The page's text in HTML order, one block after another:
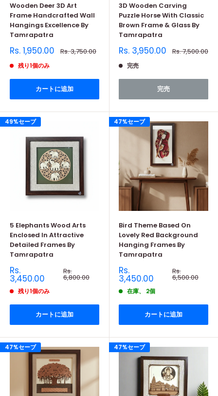
Wooden Deer 3D Art
Frame Handcrafted Wall
Hangings Excellence By
Tamrapatra
販
価
Rs. 1,950.00 通
Rs. 3,750.00
残り1個のみ
カートに追加
3D Wooden Carving
Puzzle Horse With Classic
Brown Frame & Glass By
Tamrapatra
販
価
Rs. 3,950.00 通
Rs. 7,500.00
完売
完売
49%セーブ
5 Elephants Wood Arts
Enclosed In Attractive
Detailed Frames By
Tamrapatra
販
売
価
格
Rs.
3,450.00
通
常
価
Rs.
6,800.00
残り1個のみ
カートに追加
47%セーブ
Bird Theme Based On
Lovely Red Background
Hanging Frames By
Tamrapatra
販
売
価
格
Rs.
3,450.00
通
常
価
Rs.
6,500.00
在庫、 2個
カートに追加
47%セーブ 47%セーブ